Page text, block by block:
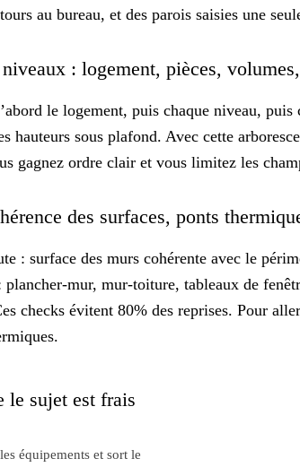
au bureau, et des parois saisies une
: logement, pièces,
le logement, puis chaque niveau, puis
hauteurs sous plafond. Avec cette
gagnez ordre clair et vous limitez les
des surfaces, ponts
: surface des murs cohérente avec le
plancher-mur, mur-toiture, tableaux de
checks évitent 80% des reprises. Pour
.
le sujet est frais
équipements et sort le